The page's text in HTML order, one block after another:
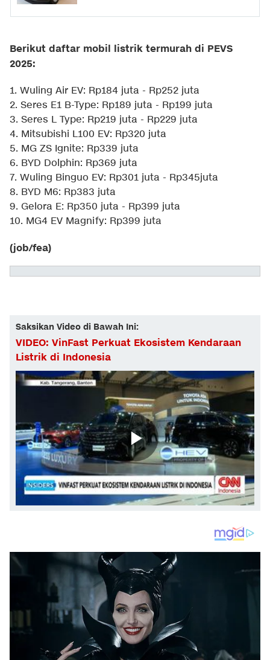
Berikut daftar mobil listrik termurah di PEVS
2025:
1. Wuling Air EV: Rp184 juta - Rp252 juta
2. Seres E1 B-Type: Rp189 juta - Rp199 juta
3. Seres L Type: Rp219 juta - Rp229 juta
4. Mitsubishi L100 EV: Rp320 juta
5. MG ZS Ignite: Rp339 juta
6. BYD Dolphin: Rp369 juta
7. Wuling Binguo EV: Rp301 juta - Rp345juta
8. BYD M6: Rp383 juta
9. Gelora E: Rp350 juta - Rp399 juta
10. MG4 EV Magnify: Rp399 juta
(job/fea)
Saksikan Video di Bawah Ini:
VIDEO: VinFast Perkuat Ekosistem Kendaraan
Listrik di Indonesia